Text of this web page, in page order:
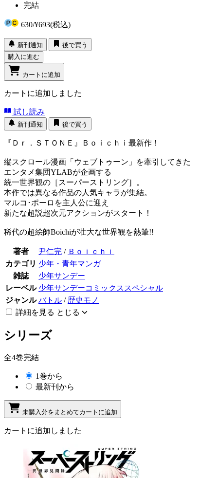
完結
630/¥693(税込)
新刊通知
後で買う
購入に進む
カートに追加
カートに追加しました
試し読み
新刊通知 後で買う
『Ｄｒ．ＳＴＯＮＥ』Ｂｏｉｃｈｉ最新作！
縦スクロール漫画「ウェブトゥーン」を牽引してきた
エンタメ集団YLABが企画する
統一世界観の［スーパーストリング］。
本作では異なる作品の人気キャラが集結。
マルコ･ポーロを主人公に迎え
新たな超説超次元アクションがスタート！
稀代の超絵師Boichiが壮大な世界観を熱筆!!
著者 尹仁完 / Ｂｏｉｃｈｉ
カテゴリ 少年・青年マンガ
雑誌
少年サンデー
レーベル 少年サンデーコミックススペシャル
ジャンル バトル / 歴史モノ
詳細を見る とじる
シリーズ
全4巻完結
1巻から
最新刊から
未購入分をまとめてカートに追加
カートに追加しました